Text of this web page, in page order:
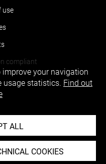
use
compliant
your navigation
usage statistics. Find out
ALL
COOKIES